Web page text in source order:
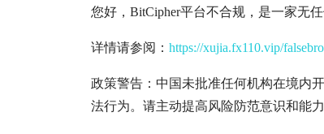
您好，BitCipher平台不合规，是一家无
详情请参阅： https://xujia.fx110.vip/
政策警告：中国未批准任何机构在境内
法行为。请主动提高风险防范意识和能